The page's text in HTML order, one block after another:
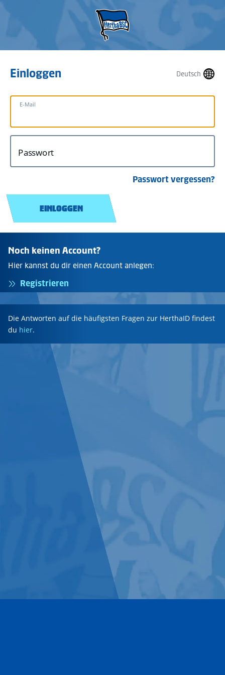
Deutsch
Einloggen
E-Mail
Passwort
Passwort vergessen?
EINLOGGEN
Noch keinen Account?
Hier kannst du dir einen Account anlegen:
Registrieren
Die Antworten auf die häufigsten Fragen zur HerthaID findest
du hier.